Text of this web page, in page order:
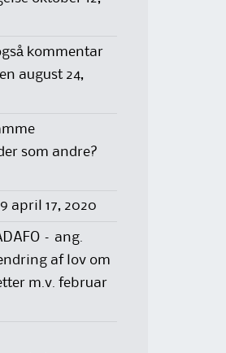
kommentar
august 24,
som andre?
april 17, 2020
– ang.
af lov om
m.v. februar